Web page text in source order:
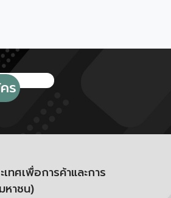
ทศเพื่อการค้าและการ
าชน)